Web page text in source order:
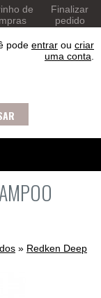
de
Finalizar
pedido
pode entrar ou criar
uma conta
» Redken Deep